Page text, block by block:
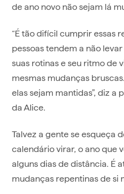
de ano novo não sejam lá
“É tão difícil cumprir essas
pessoas tendem a não
suas rotinas e seu ritmo de
mesmas mudanças
elas sejam mantidas”, diz a
da Alice.
Talvez a gente se esqueça
calendário virar, o ano que
alguns dias de distância. É
mudanças repentinas de si